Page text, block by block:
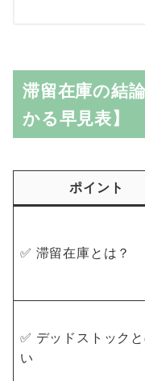
滞留在庫の結
かる早見表】
ポイント
✅ 滞留在庫とは？
✅ デッドストック
い